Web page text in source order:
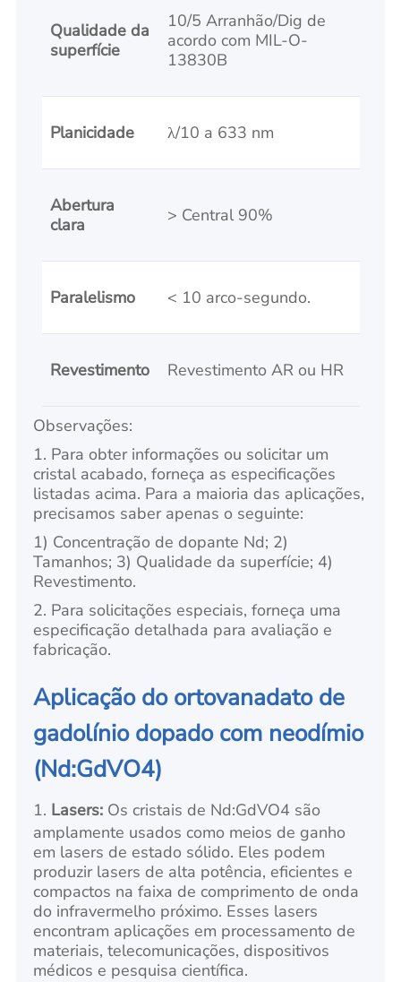
Qualidade da
superfície
10/5 Arranhão/Dig de
acordo com MIL-O-
13830B
Planicidade λ/10 a 633 nm
Abertura
clara
> Central 90%
Paralelismo < 10 arco-segundo.
Revestimento Revestimento AR ou HR
Observações:
1. Para obter informações ou solicitar um
cristal acabado, forneça as especificações
listadas acima. Para a maioria das aplicações,
precisamos saber apenas o seguinte:
1) Concentração de dopante Nd; 2)
Tamanhos; 3) Qualidade da superfície; 4)
Revestimento.
2. Para solicitações especiais, forneça uma
especificação detalhada para avaliação e
fabricação.
Aplicação do ortovanadato de
gadolínio dopado com neodímio
(Nd:GdVO4)
1. Lasers: Os cristais de Nd:GdVO4 são
amplamente usados como meios de ganho
em lasers de estado sólido. Eles podem
produzir lasers de alta potência, eficientes e
compactos na faixa de comprimento de onda
do infravermelho próximo. Esses lasers
encontram aplicações em processamento de
materiais, telecomunicações, dispositivos
médicos e pesquisa científica.